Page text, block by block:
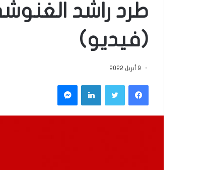
طرد راشد
(فيديو)
9 أبريل 2022
فيسبوكتويتر لينكدإن ماسنجر